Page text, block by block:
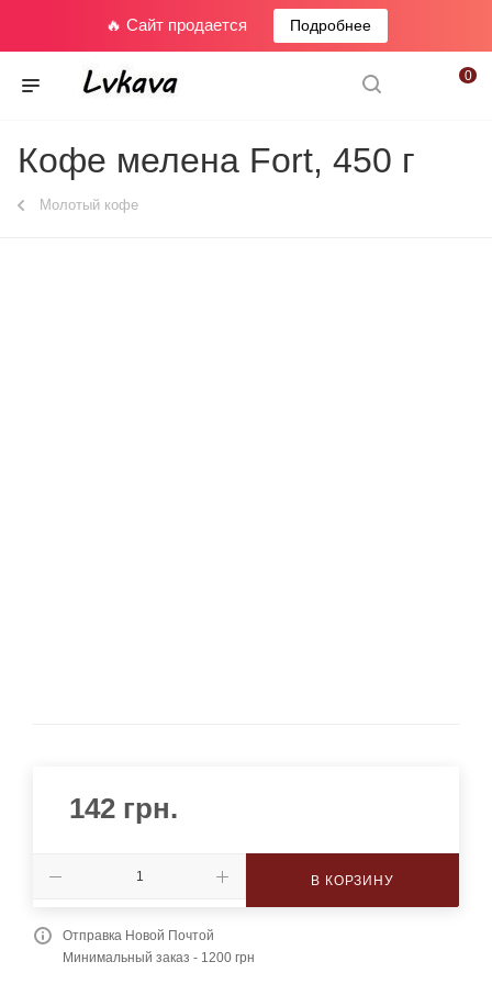
🔥 Сайт продается Подробнее
0
Кофе мелена Fort, 450 г
Молотый кофе
142 грн.
В КОРЗИНУ
Отправка Новой Почтой
Минимальный заказ - 1200 грн